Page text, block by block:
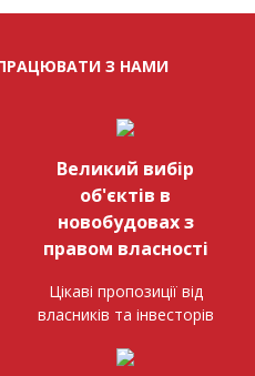
З НАМИ
Великий вибір
об'єктів в
новобудовах з
правом власності
Цікаві пропозиції від
власників та інвесторів